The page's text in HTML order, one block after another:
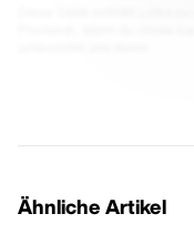
Ähnliche Artikel